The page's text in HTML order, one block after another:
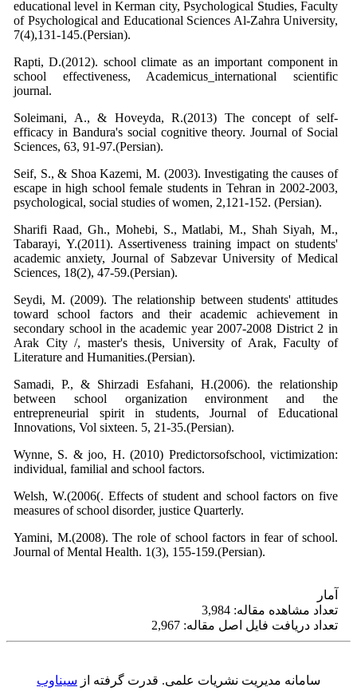
educational level in Kerman city, Psychological Studies, Faculty
of Psychological and Educational Sciences Al-Zahra University,
7(4),131-145.(Persian).
Rapti, D.(2012). school climate as an important component in
school effectiveness, Academicus_international scientific
journal.
Soleimani, A., & Hoveyda, R.(2013) The concept of self-
efficacy in Bandura's social cognitive theory. Journal of Social
Sciences, 63, 91-97.(Persian).
Seif, S., & Shoa Kazemi, M. (2003). Investigating the causes of
escape in high school female students in Tehran in 2002-2003,
psychological, social studies of women, 2,121-152. (Persian).
Sharifi Raad, Gh., Mohebi, S., Matlabi, M., Shah Siyah, M.,
Tabarayi, Y.(2011). Assertiveness training impact on students'
academic anxiety, Journal of Sabzevar University of Medical
Sciences, 18(2), 47-59.(Persian).
Seydi, M. (2009). The relationship between students' attitudes
toward school factors and their academic achievement in
secondary school in the academic year 2007-2008 District 2 in
Arak City /, master's thesis, University of Arak, Faculty of
Literature and Humanities.(Persian).
Samadi, P., & Shirzadi Esfahani, H.(2006). the relationship
between school organization environment and the
entrepreneurial spirit in students, Journal of Educational
Innovations, Vol sixteen. 5, 21-35.(Persian).
Wynne, S. & joo, H. (2010) Predictorsofschool, victimization:
individual, familial and school factors.
Welsh, W.(2006(. Effects of student and school factors on five
measures of school disorder, justice Quarterly.
Yamini, M.(2008). The role of school factors in fear of school.
Journal of Mental Health. 1(3), 155-159.(Persian).
آمار
تعداد مشاهده مقاله: 3,984
تعداد دریافت فایل اصل مقاله: 2,967
سامانه مدیریت نشریات علمی. قدرت گرفته از سیناوب